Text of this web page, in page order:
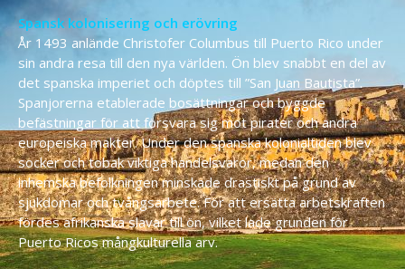
Spansk kolonisering och erövring
År 1493 anlände Christofer Columbus till Puerto Rico under
sin andra resa till den nya världen. Ön blev snabbt en del av
det spanska imperiet och döptes till ”San Juan Bautista”.
Spanjorerna etablerade bosättningar och byggde
befästningar för att försvara sig mot pirater och andra
europeiska makter. Under den spanska kolonialtiden blev
socker och tobak viktiga handelsvaror, medan den
inhemska befolkningen minskade drastiskt på grund av
sjukdomar och tvångsarbete. För att ersätta arbetskraften
fördes afrikanska slavar till ön, vilket lade grunden för
Puerto Ricos mångkulturella arv.